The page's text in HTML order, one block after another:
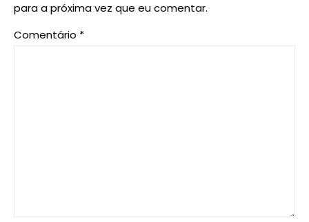
para a próxima vez que eu comentar.
Comentário *